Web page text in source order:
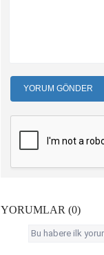
YORUM GÖNDER
YORUMLAR (0)
Bu habere ilk